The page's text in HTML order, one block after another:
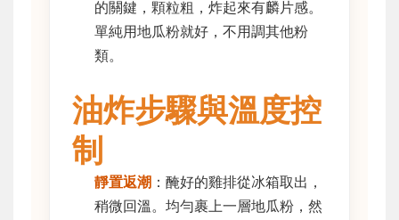
的關鍵，顆粒粗，炸起來有麟片感。
單純用地瓜粉就好，不用調其他粉
類。
油炸步驟與溫度控
制
靜置返潮 ：醃好的雞排從冰箱取出，
稍微回溫。均勻裹上一層地瓜粉，然